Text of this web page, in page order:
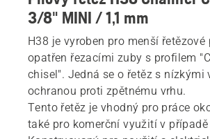
3/8" MINI / 1,1 mm
H38 je vyroben pro menší řetězové
opatřen řezacími zuby s profilem
chisel". Jedná se o řetěz s nízkými
ochranou proti zpětnému vrhu.
Tento řetěz je vhodný pro práce
také pro komerční využití v